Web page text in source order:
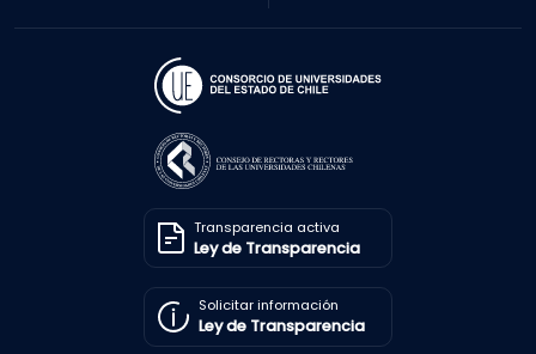
Transparencia activa
Ley de Transparencia
Solicitar información
Ley de Transparencia